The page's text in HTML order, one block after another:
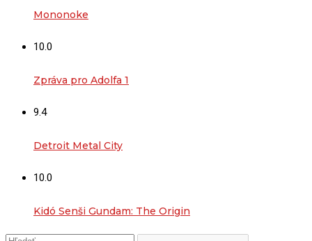
Mononoke
10.0
Zpráva pro Adolfa 1
9.4
Detroit Metal City
10.0
Kidó Senši Gundam: The Origin